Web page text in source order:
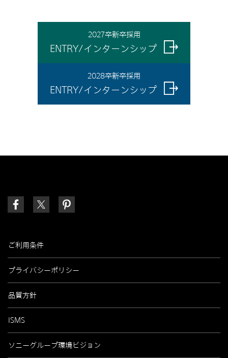
2027卒新卒採用
ENTRY/インターンシップ
2028卒新卒採用
ENTRY/インターンシップ
ご利用条件
プライバシーポリシー
品質方針
ISMS
ソニーグループ環境ビジョン